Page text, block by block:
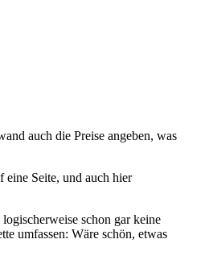
auch die Preise angeben, was
Seite, und auch hier
schon gar keine
umfassen: Wäre schön, etwas